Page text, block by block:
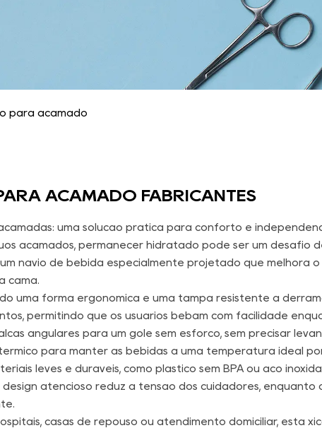
para acamado
ACAMADO FABRICANTES
uma solução prática para conforto e
acamados, permanecer hidratado pode ser um desafio
navio de bebida especialmente projetado que melhora
cama.
uma forma ergonômica e uma tampa resistente a
permitindo que os usuários bebam com facilidade
angulares para um gole sem esforço, sem precisar
para manter as bebidas a uma temperatura ideal
leves e duráveis, como plástico sem BPA ou aço
design atencioso reduz a tensão dos cuidadores,
casas de repouso ou atendimento domiciliar, esta